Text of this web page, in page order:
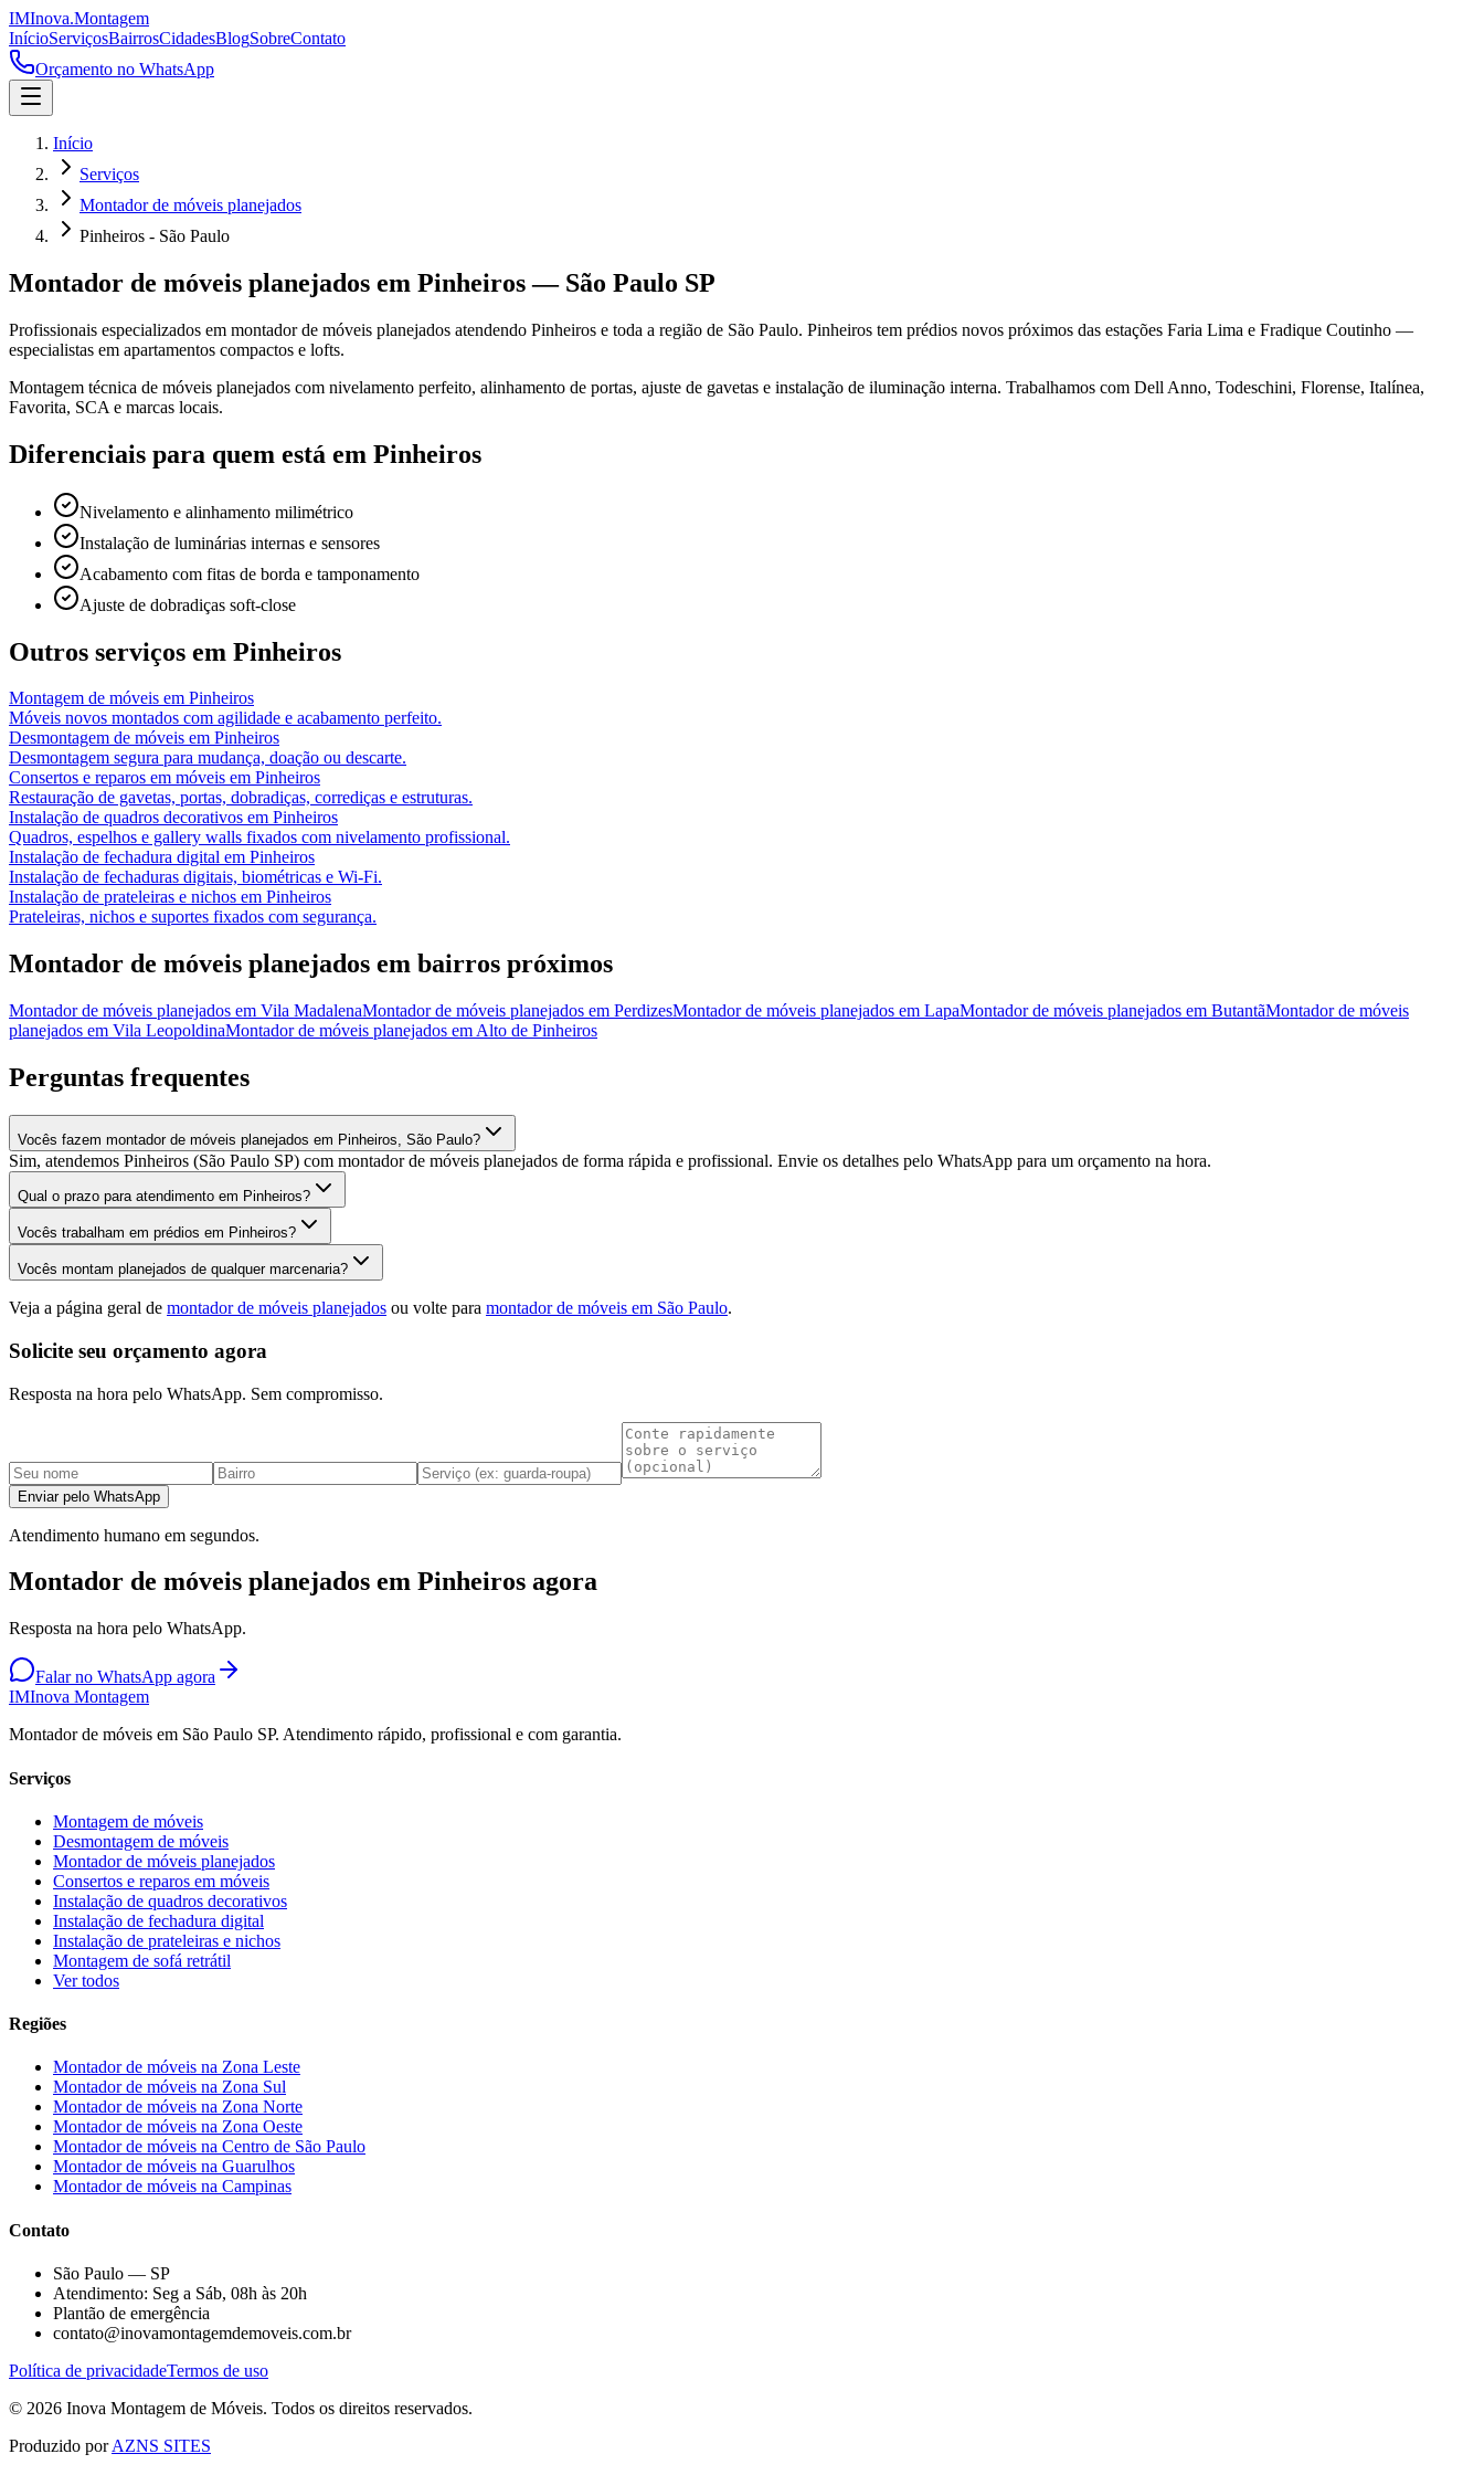
IMInova.Montagem
InícioServiçosBairrosCidadesBlogSobreContato
Orçamento no WhatsApp
Início
Serviços
Montador de móveis planejados
Pinheiros - São Paulo
Montador de móveis planejados em Pinheiros— São Paulo SP
Profissionais especializados em montador de móveis planejados atendendo Pinheiros e toda a região de São Paulo. Pinheiros tem prédios novos próximos das estações Faria Lima e Fradique Coutinho —
especialistas em apartamentos compactos e lofts.
Montagem técnica de móveis planejados com nivelamento perfeito, alinhamento de portas, ajuste de gavetas e instalação de iluminação interna. Trabalhamos com Dell Anno, Todeschini, Florense, Italínea,
Favorita, SCA e marcas locais.
Diferenciais para quem está em Pinheiros
Nivelamento e alinhamento milimétrico
Instalação de luminárias internas e sensores
Acabamento com fitas de borda e tamponamento
Ajuste de dobradiças soft-close
Outros serviços em Pinheiros
Montagem de móveis em Pinheiros
Móveis novos montados com agilidade e acabamento perfeito.
Desmontagem de móveis em Pinheiros
Desmontagem segura para mudança, doação ou descarte.
Consertos e reparos em móveis em Pinheiros
Restauração de gavetas, portas, dobradiças, corrediças e estruturas.
Instalação de quadros decorativos em Pinheiros
Quadros, espelhos e gallery walls fixados com nivelamento profissional.
Instalação de fechadura digital em Pinheiros
Instalação de fechaduras digitais, biométricas e Wi-Fi.
Instalação de prateleiras e nichos em Pinheiros
Prateleiras, nichos e suportes fixados com segurança.
Montador de móveis planejados em bairros próximos
Montador de móveis planejados em Vila MadalenaMontador de móveis planejados em PerdizesMontador de móveis planejados em LapaMontador de móveis planejados em ButantãMontador de móveis
planejados em Vila LeopoldinaMontador de móveis planejados em Alto de Pinheiros
Perguntas frequentes
Vocês fazem montador de móveis planejados em Pinheiros, São Paulo?
Sim, atendemos Pinheiros (São Paulo SP) com montador de móveis planejados de forma rápida e profissional. Envie os detalhes pelo WhatsApp para um orçamento na hora.
Qual o prazo para atendimento em Pinheiros?
Vocês trabalham em prédios em Pinheiros?
Vocês montam planejados de qualquer marcenaria?
Veja a página geral de montador de móveis planejados ou volte para montador de móveis em São Paulo.
Solicite seu orçamento agora
Resposta na hora pelo WhatsApp. Sem compromisso.
Enviar pelo WhatsApp
Atendimento humano em segundos.
Montador de móveis planejados em Pinheiros agora
Resposta na hora pelo WhatsApp.
Falar no WhatsApp agora
IMInova Montagem
Montador de móveis em São Paulo SP. Atendimento rápido, profissional e com garantia.
Serviços
Montagem de móveis
Desmontagem de móveis
Montador de móveis planejados
Consertos e reparos em móveis
Instalação de quadros decorativos
Instalação de fechadura digital
Instalação de prateleiras e nichos
Montagem de sofá retrátil
Ver todos
Regiões
Montador de móveis na Zona Leste
Montador de móveis na Zona Sul
Montador de móveis na Zona Norte
Montador de móveis na Zona Oeste
Montador de móveis na Centro de São Paulo
Montador de móveis na Guarulhos
Montador de móveis na Campinas
Contato
São Paulo — SP
Atendimento: Seg a Sáb, 08h às 20h
Plantão de emergência
contato@inovamontagemdemoveis.com.br
Política de privacidadeTermos de uso
© 2026 Inova Montagem de Móveis. Todos os direitos reservados.
Produzido porAZNS SITES